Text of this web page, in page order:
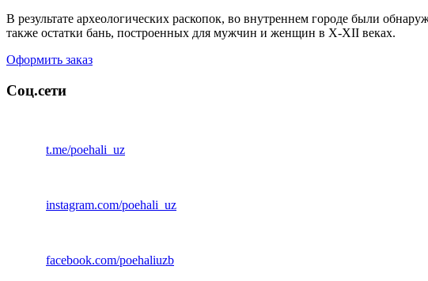
В результате археологических раскопок, во внутреннем городе были
также остатки бань, построенных для мужчин и женщин в X-XII веках.
Оформить заказ
Соц.сети
t.me/poehali_uz
instagram.com/poehali_uz
facebook.com/poehaliuzb